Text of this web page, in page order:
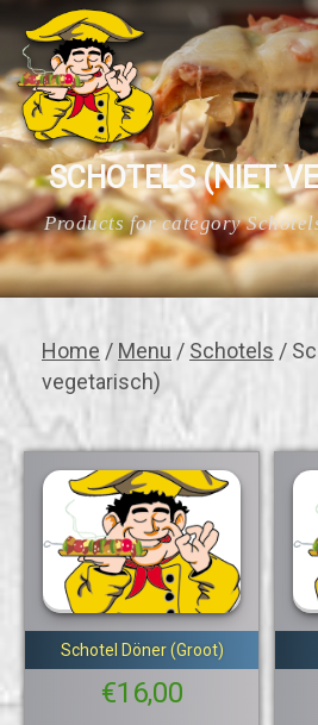
SCHOTELS (NIET
Products for category
Home / Menu / Schotels /
vegetarisch)
Schotel Döner (Groot)
€16,00